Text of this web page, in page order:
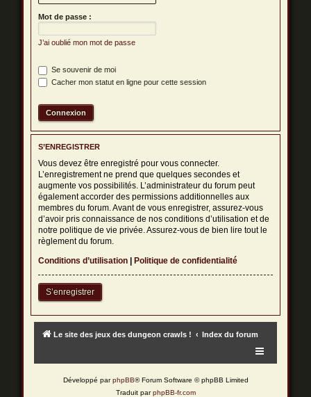
Mot de passe :
J’ai oublié mon mot de passe
Se souvenir de moi
Cacher mon statut en ligne pour cette session
S’ENREGISTRER
Vous devez être enregistré pour vous connecter.
L’enregistrement ne prend que quelques secondes et
augmente vos possibilités. L’administrateur du forum peut
également accorder des permissions additionnelles aux
membres du forum. Avant de vous enregistrer, assurez-vous
d’avoir pris connaissance de nos conditions d’utilisation et de
notre politique de vie privée. Assurez-vous de bien lire tout le
règlement du forum.
Conditions d’utilisation |Politique de confidentialité
S’enregistrer
Le site des jeux des dungeon crawls ! Index du forum
Développé parphpBB® Forum Software © phpBB Limited
Traduit parphpBB-fr.com